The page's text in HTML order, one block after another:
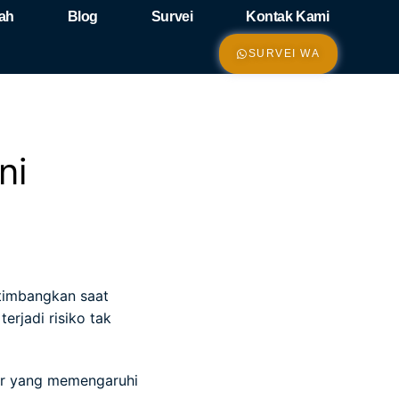
Blog Survei Kontak Kami
SURVEI WA
saat
terjadi risiko tak
yang memengaruhi